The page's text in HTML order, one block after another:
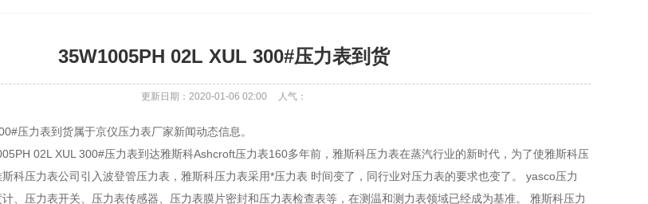
35W1005PH 02L XUL 300#压力表到货
更新日期：2020-01-06 02:00 人气：
压力表到货属于京仪压力表厂家新闻动态信息。
02L XUL 300#压力表到达雅斯科Ashcroft压力表160多年前，雅斯科压力表在蒸汽行业的新时代，为了使雅斯科压
科压力表公司引入波登管压力表，雅斯科压力表采用*压力表 时间变了，同行业对压力表的要求也变了。 yasco压力
、压力表开关、压力表传感器、压力表膜片密封和压力表检查表等，在测温和测力表领域已经成为基准。 雅斯科压力